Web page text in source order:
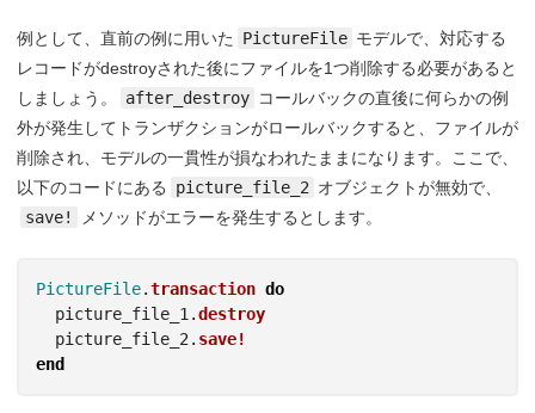
例として、直前の例に用いた PictureFile モデルで、対応する
レコードがdestroyされた後にファイルを1つ削除する必要があると
しましょう。
after_destroy コールバックの直後に何らかの例
外が発生してトランザクションがロールバックすると、ファイルが
削除され、モデルの一貫性が損なわれたままになります。ここで、
以下のコードにある
picture_file_2 オブジェクトが無効で、
save!
メソッドがエラーを発生するとします。
PictureFile.transaction do
picture_file_1 .destroy
picture_file_2 . save!
end